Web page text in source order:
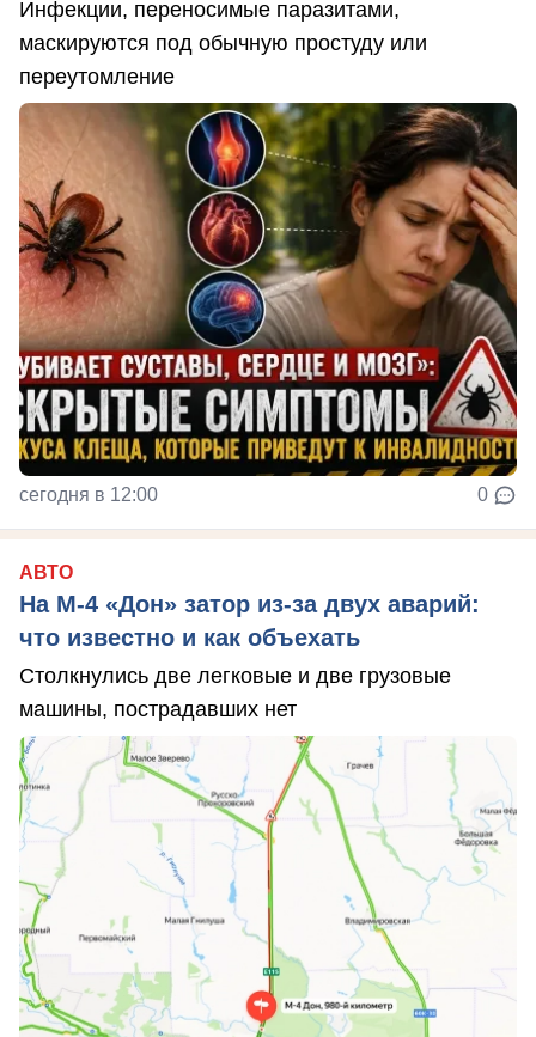
Инфекции, переносимые паразитами,
маскируются под обычную простуду или
переутомление
сегодня в 12:00 0
АВТО
На М‑4 «Дон» затор из‑за двух аварий:
что известно и как объехать
Столкнулись две легковые и две грузовые
машины, пострадавших нет